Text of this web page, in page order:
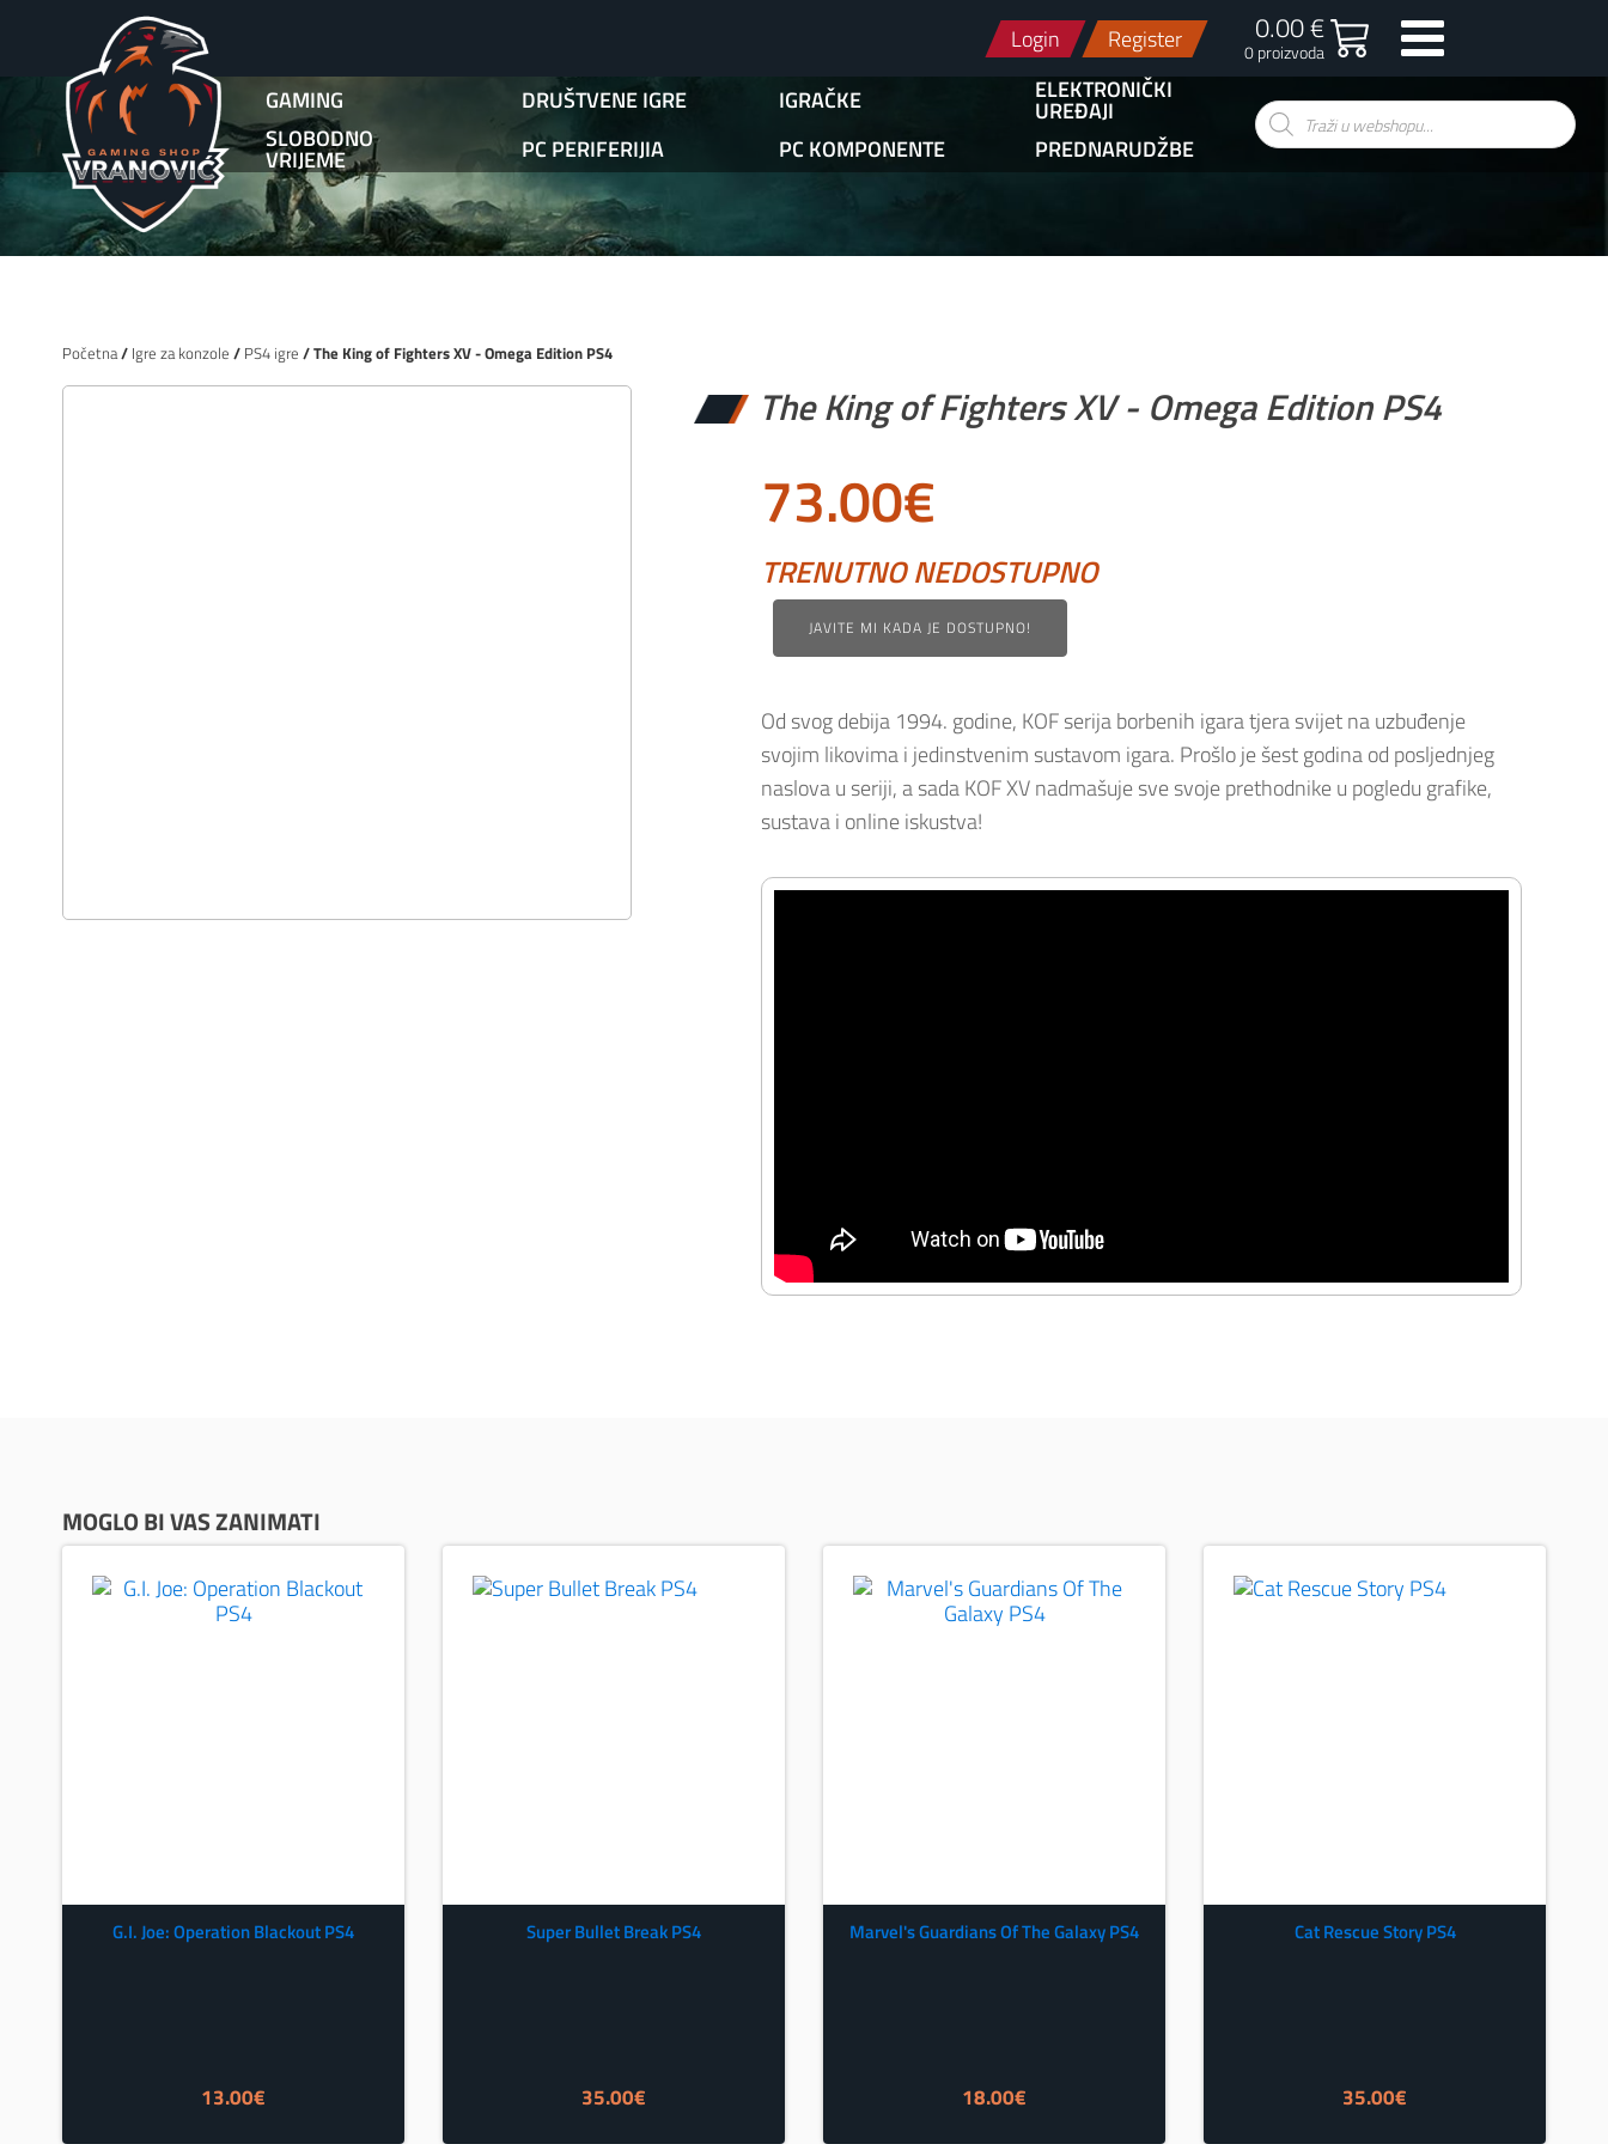
Login Register 0.00 €
0 proizvoda
GAMING DRUŠTVENE IGRE IGRAČKE ELEKTRONIČKI
UREĐAJI
SLOBODNO
VRIJEME PC PERIFERIJIA PC KOMPONENTE PREDNARUDŽBE
Products
search
Početna/ Igre za konzole / PS4 igre / The King of Fighters XV - Omega Edition PS4
The King of Fighters XV - Omega Edition PS4
73.00€
TRENUTNO NEDOSTUPNO
JAVITE MI KADA JE DOSTUPNO!
Od svog debija 1994. godine, KOF serija borbenih igara tjera svijet na uzbuđenje
svojim likovima i jedinstvenim sustavom igara. Prošlo je šest godina od posljednjeg
naslova u seriji, a sada KOF XV nadmašuje sve svoje prethodnike u pogledu grafike,
sustava i online iskustva!
MOGLO BI VAS ZANIMATI
G.I. Joe: Operation Blackout PS4
13.00€
Super Bullet Break PS4
35.00€
Marvel's Guardians Of The Galaxy PS4
18.00€
Cat Rescue Story PS4
35.00€